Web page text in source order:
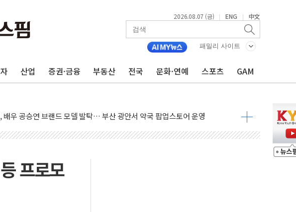
2026.08.07 (금) | ENG | 中文
패밀리 사이트
산업 증권·금융 부동산 전국 문화·연예 스포츠 GAM
이 시각 PICK] 李, 오늘 부동산 2차 회의 外
객 유입 창구 된 '트래블카드'…휴가철 넘어 장기 고객 묶는다
폴리실리콘·태양광에 15% 관세…한국 등엔 '합산 상한' 적용
환] 국제유가 급등에 미 국채금리·달러 동반 상승…시장, 美 고용지표 촉각
이란전 조만간 끝날 것"…군수품 부족설 일축 "막대한 무기 보유"
트, 원가 개선으로 실적 방어…다음 과제는 '외형 확대'
프로모